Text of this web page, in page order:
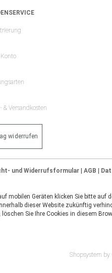
& Versandkosten
widerrufen
und Widerrufsformular | AGB |
mobilen Geräten klicken Sie bitte auf
dieser Website zukünftig
Sie Ihre Cookies in diesem
Shopsystem